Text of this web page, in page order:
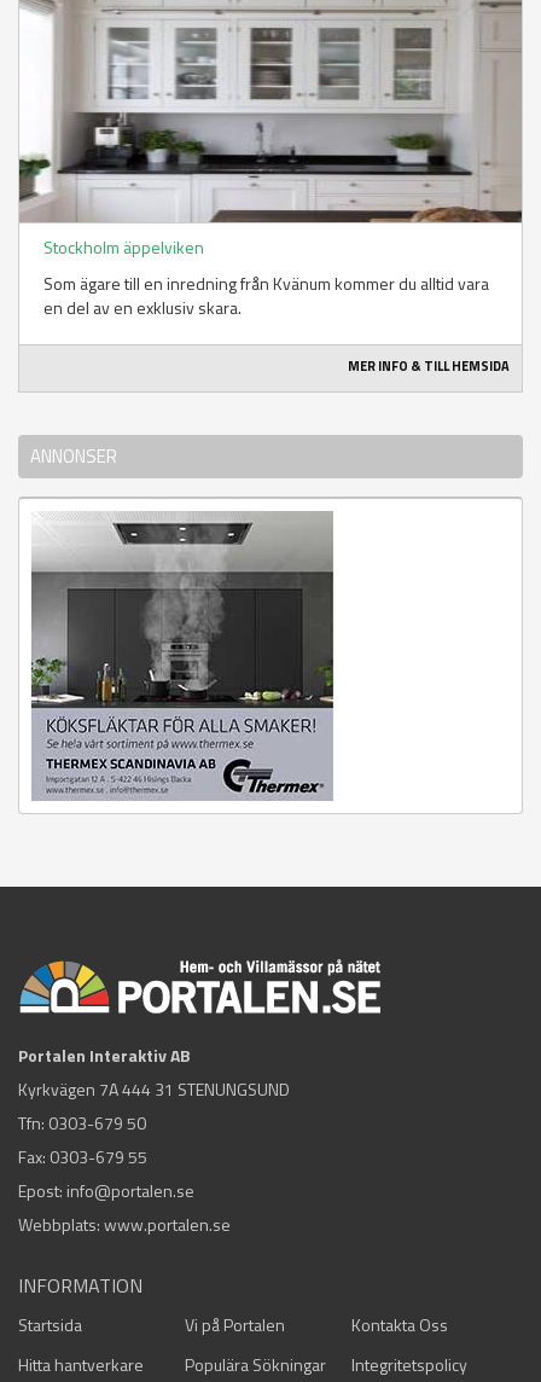
Stockholm äppelviken
Som ägare till en inredning från Kvänum kommer du alltid vara
en del av en exklusiv skara.
MER INFO & TILL HEMSIDA
ANNONSER
Portalen Interaktiv AB
Kyrkvägen 7A 444 31 STENUNGSUND
Tfn: 0303-679 50
Fax: 0303-679 55
Epost: info@portalen.se
Webbplats: www.portalen.se
INFORMATION
Startsida Vi på Portalen
Kontakta Oss
Hitta hantverkare
Populära Sökningar Integritetspolicy